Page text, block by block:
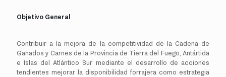
Objetivo General
Contribuir a la mejora de la competitividad de la Cadena de
Ganados y Carnes de la Provincia de Tierra del Fuego, Antártida
e Islas del Atlántico Sur mediante el desarrollo de acciones
tendientes mejorar la disponibilidad forrajera como estrategia